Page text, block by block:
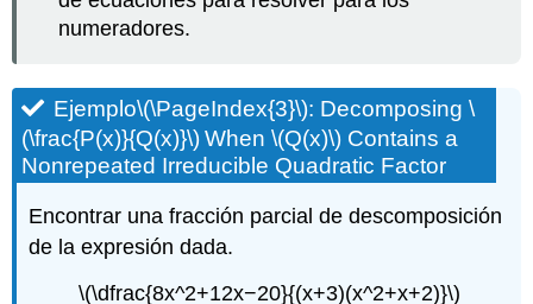
numeradores.
Ejemplo\(\PageIndex{3}\): Decomposing\
(\frac{P(x)}{Q(x)}\)When\(Q(x)\) Contains a
Nonrepeated Irreducible Quadratic Factor
Encontrar una fracción parcial de descomposición
de la expresión dada.
\(\dfrac{8x^2+12x−20}{(x+3)(x^2+x+2)}\)